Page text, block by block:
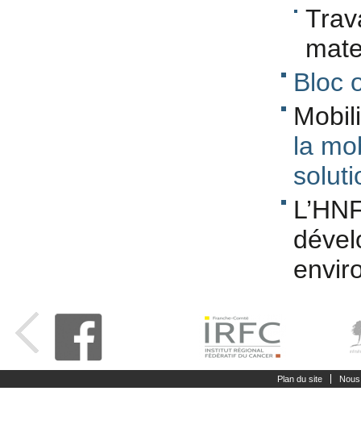
Bloc
la
Plan du site